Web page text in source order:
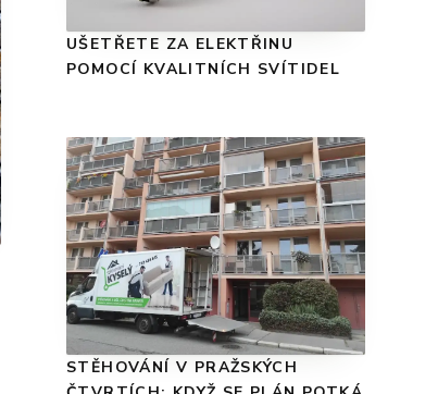
UŠETŘETE ZA ELEKTŘINU
POMOCÍ KVALITNÍCH SVÍTIDEL
STĚHOVÁNÍ V PRAŽSKÝCH